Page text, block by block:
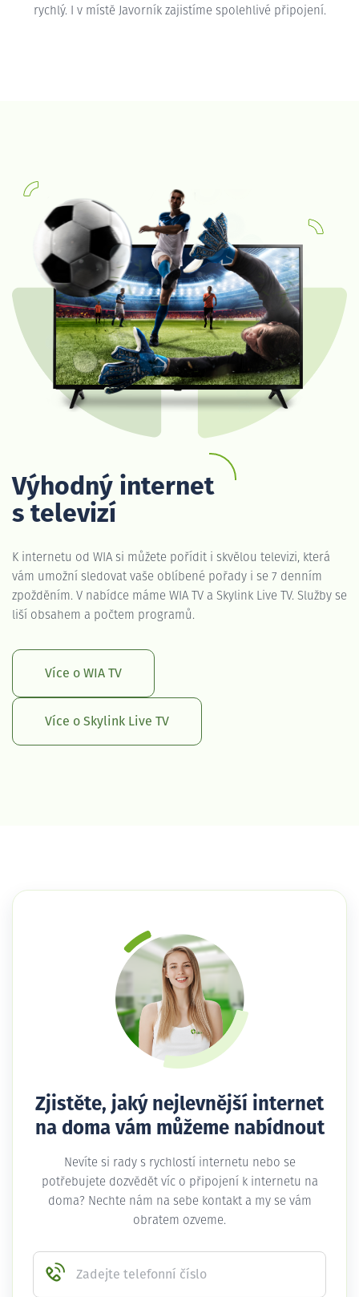
rychlý. I v místě Javorník zajistíme spolehlivé připojení.
Výhodný internet
s televizí
K internetu od WIA si můžete pořídit i skvělou televizi, která
vám umožní sledovat vaše oblíbené pořady i se 7 denním
zpožděním. V nabídce máme WIA TV a Skylink Live TV. Služby se
liší obsahem a počtem programů.
Více o WIA TV
Více o Skylink Live TV
Zjistěte, jaký nejlevnější internet
na doma vám můžeme nabídnout
Nevíte si rady s rychlostí internetu nebo se
potřebujete dozvědět víc o připojení k internetu na
doma? Nechte nám na sebe kontakt a my se vám
obratem ozveme.
Zadejte telefonní číslo